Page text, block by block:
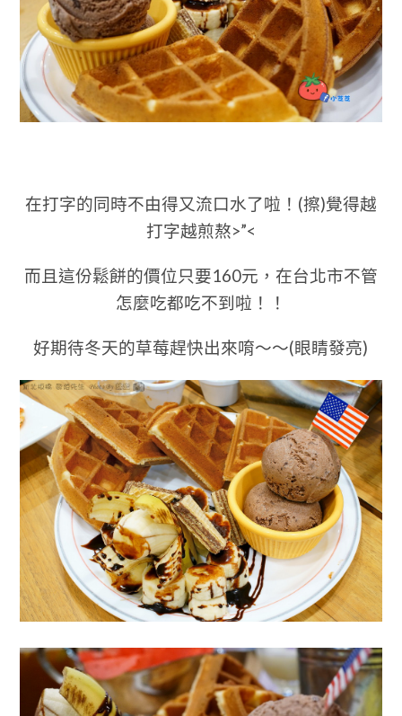
在打字的同時不由得又流口水了啦！(擦)覺得越
打字越煎熬>”<
而且這份鬆餅的價位只要160元，在台北市不管
怎麼吃都吃不到啦！！
好期待冬天的草莓趕快出來唷～～(眼睛發亮)